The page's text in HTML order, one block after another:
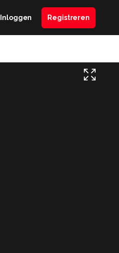
Inloggen Registreren